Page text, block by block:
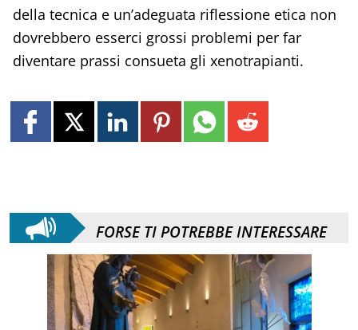
della tecnica e un’adeguata riflessione etica non
dovrebbero esserci grossi problemi per far
diventare prassi consueta gli xenotrapianti.
FORSE TI POTREBBE INTERESSARE